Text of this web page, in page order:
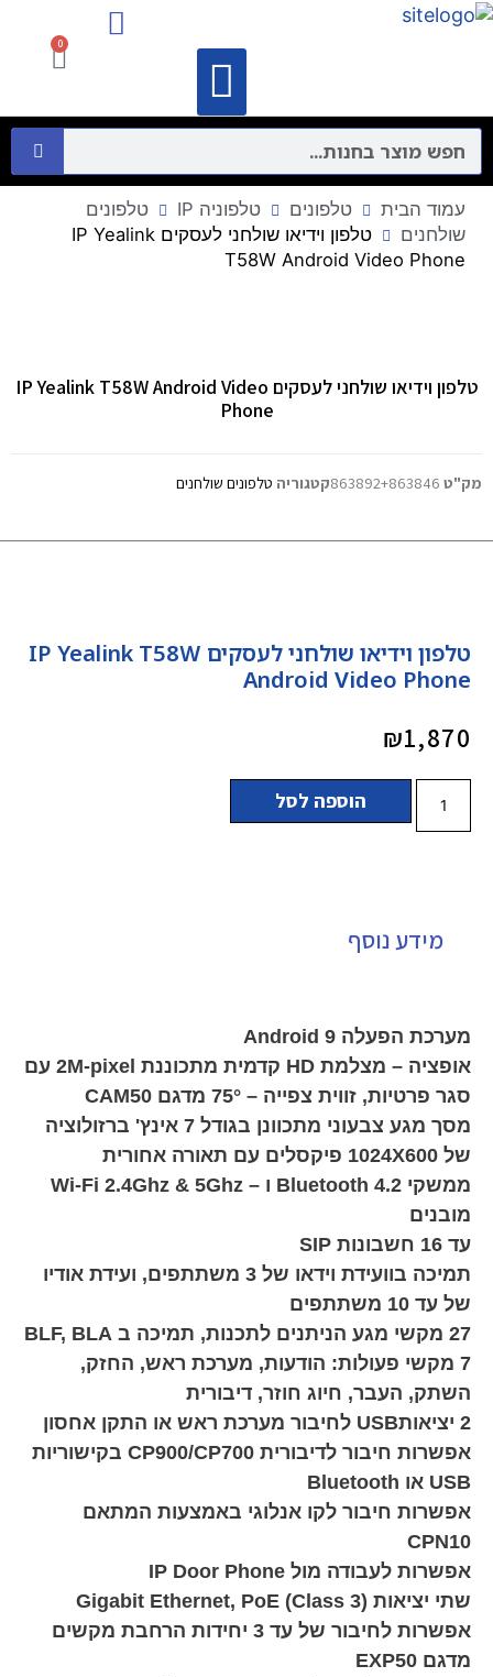
0
עמוד הבית טלפונים טלפוניה IP
טלפונים
שולחנים
טלפון וידיאו שולחני לעסקים IP Yealink
T58W Android Video Phone
טלפון וידיאו שולחני לעסקים IP Yealink T58W
Android Video Phone
₪1,870
הוספה לסל
מידע נוסף
מערכת הפעלה Android 9
אופציה – מצלמת HD קדמית מתכוננת 2M-pixel עם
סגר פרטיות, זווית צפייה – 75° מדגם CAM50
מסך מגע צבעוני מתכוונן בגודל 7 אינץ' ברזולוציה
של 1024X600 פיקסלים עם תאורה אחורית
ממשקי Bluetooth 4.2 ו – Wi-Fi 2.4Ghz & 5Ghz
מובנים
עד 16 חשבונות SIP
תמיכה בוועידת וידאו של 3 משתתפים, ועידת אודיו
של עד 10 משתתפים
27 מקשי מגע הניתנים לתכנות, תמיכה ב BLF, BLA
7 מקשי פעולות: הודעות, מערכת ראש, החזק,
השתק, העבר, חיוג חוזר, דיבורית
2 יציאותUSB לחיבור מערכת ראש או התקן אחסון
אפשרות חיבור לדיבורית CP900/CP700 בקישוריות
USB או Bluetooth
אפשרות חיבור לקו אנלוגי באמצעות המתאם
CPN10
אפשרות לעבודה מול IP Door Phone
שתי יציאות Gigabit Ethernet, PoE (Class 3)
אפשרות לחיבור של עד 3 יחידות הרחבת מקשים
מדגם EXP50
טלפון וידיאו שולחני לעסקים IP Yealink T58W Android Video
Phone
מק"ט 863892+863846קטגוריה טלפונים שולחנים